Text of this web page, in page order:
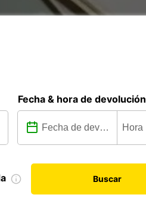
Fecha & hora de devolución
Buscar